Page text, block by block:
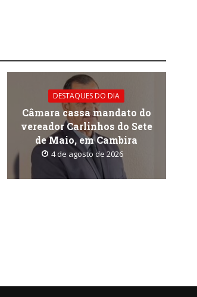
DESTAQUES DO DIA
Câmara cassa mandato do
vereador Carlinhos do Sete
de Maio, em Cambira
4 de agosto de 2026